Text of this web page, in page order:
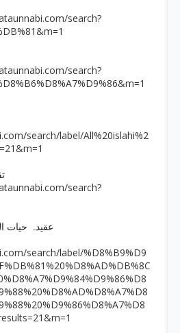
search?
search?
search/label/All%20islahi%2
search?
�� عقیدہ
search/label/%D8%B9%D9